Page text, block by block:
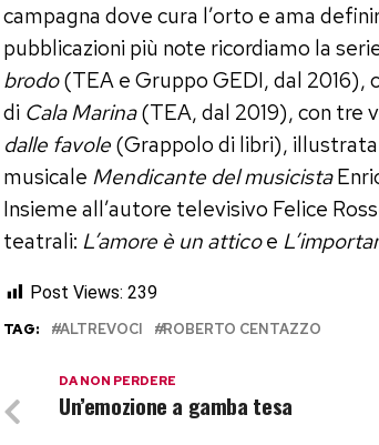
campagna dove cura l’orto e ama
pubblicazioni più note ricordiamo la
brodo(TEA e Gruppo GEDI, dal 2016),
di Cala Marina(TEA, dal 2019), con tre
dalle favole(Grappolo di libri), illustrata
musicale Mendicante del musicista
Insieme all’autore televisivo Felice
teatrali: L’amore è un atticoe
Post Views: 239
TAG: ALTREVOCI ROBERTO CENTAZZO
DA NON PERDERE
Un’emozione a gamba tesa